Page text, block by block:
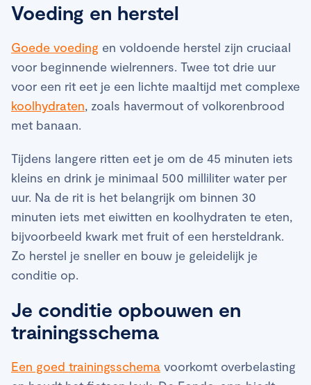
Voeding en herstel
Goede voeding en voldoende herstel zijn cruciaal
voor beginnende wielrenners. Twee tot drie uur
voor een rit eet je een lichte maaltijd met complexe
koolhydraten, zoals havermout of volkorenbrood
met banaan.
Tijdens langere ritten eet je om de 45 minuten iets
kleins en drink je minimaal 500 milliliter water per
uur. Na de rit is het belangrijk om binnen 30
minuten iets met eiwitten en koolhydraten te eten,
bijvoorbeeld kwark met fruit of een hersteldrank.
Zo herstel je sneller en bouw je geleidelijk je
conditie op.
Je conditie opbouwen en
trainingsschema
Een goed trainingsschema voorkomt overbelasting